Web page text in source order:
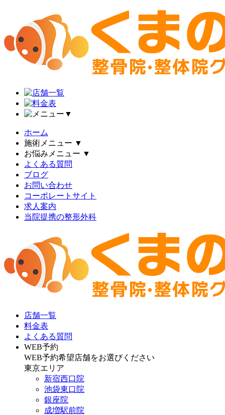
▼
ホーム
施術メニュー ▼
お悩みメニュー ▼
よくある質問
ブログ
お問い合わせ
コーポレートサイト
求人案内
当院提携の整形外科
店舗一覧
料金表
よくある質問
WEB予約
WEB予約希望店舗をお選びください
東京エリア
新宿西口院
池袋東口院
銀座院
成増駅前院